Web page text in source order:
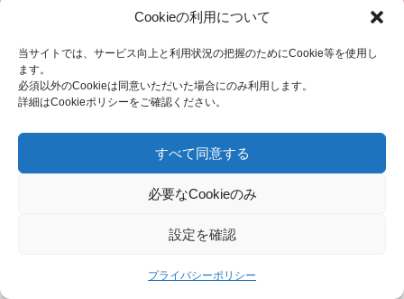
Cookieの利用について
当サイトでは、サービス向上と利用状況の把握のためにCookie等を使用し
ます。
必須以外のCookieは同意いただいた場合にのみ利用します。
詳細はCookieポリシーをご確認ください。
すべて同意する
必要なCookieのみ
設定を確認
プライバシーポリシー
ピンクリボン 乳がんにやさしい社会に向けて
築地ホワイトビル 1002
FAX.03-3545-6545
info@breastcare.jp
COPYRIGHT (C) 2019 JAPAN SOCIETY OF BREAST HEALTH, ALL RIGHT RESERVED